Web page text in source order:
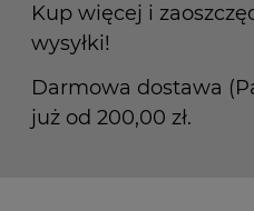
Kup więcej i
wysyłki!
Darmowa dostawa
już od 200,00 zł.